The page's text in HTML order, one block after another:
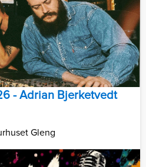
- Adrian Bjerketvedt
Gleng